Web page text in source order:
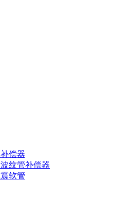
偿器
纹管补偿器
软管